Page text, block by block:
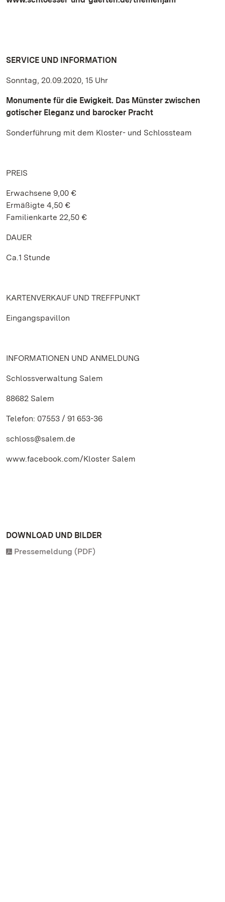
SERVICE UND INFORMATION
Sonntag, 20.09.2020, 15 Uhr
Monumente für die Ewigkeit. Das Münster zwischen
gotischer Eleganz und barocker Pracht
Sonderführung mit dem Kloster- und Schlossteam
PREIS
Erwachsene 9,00 €
Ermäßigte 4,50 €
Familienkarte 22,50 €
DAUER
Ca.1 Stunde
KARTENVERKAUF UND TREFFPUNKT
Eingangspavillon
INFORMATIONEN UND ANMELDUNG
Schlossverwaltung Salem
88682 Salem
Telefon: 07553 / 91 653-36
schloss@salem.de
www.facebook.com/Kloster Salem
DOWNLOAD UND BILDER
Pressemeldung (PDF)